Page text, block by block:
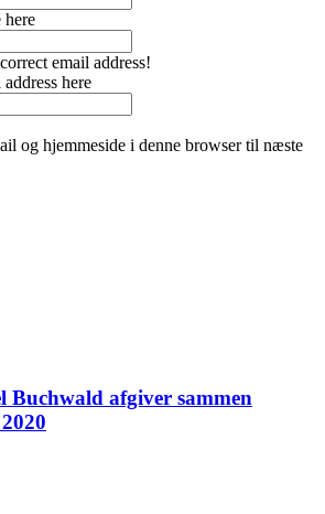
here
email address!
here
og hjemmeside i denne browser til næste
Buchwald afgiver sammen